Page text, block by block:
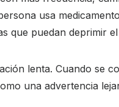
usa
que puedan deprimir
lenta. Cuando se
una advertencia